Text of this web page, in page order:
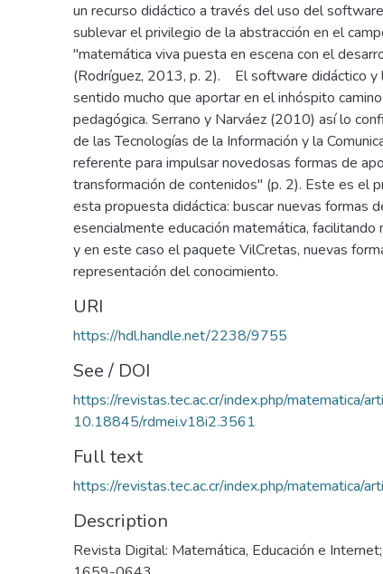
un recurso didáctico a través del uso del
sublevar el privilegio de la abstracción en el
"matemática viva puesta en escena con el
(Rodríguez, 2013, p. 2). El software didáctico y
sentido mucho que aportar en el inhóspito
pedagógica. Serrano y Narváez (2010) así lo
de las Tecnologías de la Información y la
referente para impulsar novedosas formas de
transformación de contenidos" (p. 2). Este es el
esta propuesta didáctica: buscar nuevas formas
esencialmente educación matemática,
y en este caso el paquete VilCretas, nuevas
representación del conocimiento.
URI
https://hdl.handle.net/2238/9755
See / DOI
https://revistas.tec.ac.cr/index.php/matematica/
10.18845/rdmei.v18i2.3561
Full text
https://revistas.tec.ac.cr/index.php/matematica/
Description
Revista Digital: Matemática, Educación e